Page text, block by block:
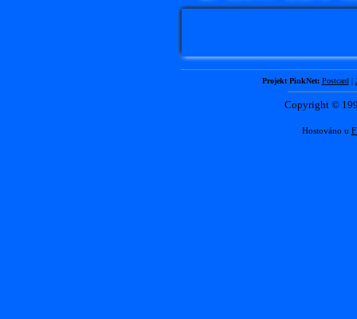
Projekt PinkNet: Postcard|
Copyright ©
Hostováno u